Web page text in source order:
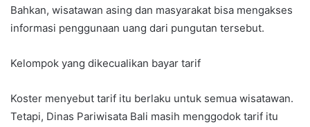
Bahkan, wisatawan asing dan masyarakat bisa mengakses
informasi penggunaan uang dari pungutan tersebut.
Kelompok yang dikecualikan bayar tarif
Koster menyebut tarif itu berlaku untuk semua wisatawan.
Tetapi, Dinas Pariwisata Bali masih menggodok tarif itu